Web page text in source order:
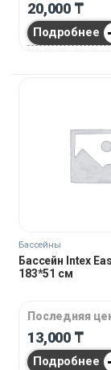
20,000 ₸
Подробнее
Бассейны
Бассейн Intex
183*51 см
Последняя
13,000 ₸
Подробнее